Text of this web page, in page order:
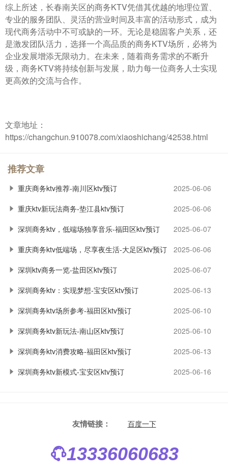
综上所述，长春南关区的商务KTV凭借其优越的地理位置、
专业的服务团队、灵活的营业时间及丰富的活动形式，成为
现代商务活动中不可或缺的一环。无论是稳固客户关系，还
是激发团队活力，选择一个高品质的商务KTV场所，必将为
企业发展增添无限动力。在未来，随着商务需求的不断升
级，商务KTV将持续创新与发展，助力每一位商务人士实现
更高效的交流与合作。
文章地址：
https://changchun.910078.com/xiaoshichang/42538.html
推荐文章
重庆商务ktv推荐-南川区ktv预订
2025-06-06
重庆ktv新玩法商务-垫江县ktv预订
2025-06-06
深圳商务ktv，低端场独享音乐-福田区ktv预订
2025-06-07
重庆商务ktv低端场，尽享夜生活-大足区ktv预订
2025-06-06
深圳ktv商务一览-盐田区ktv预订
2025-06-07
深圳商务ktv：实现梦想-宝安区ktv预订
2025-06-13
深圳商务ktv场所参考-福田区ktv预订
2025-06-10
深圳商务ktv新玩法-南山区ktv预订
2025-06-10
深圳商务ktv消费攻略-福田区ktv预订
2025-06-13
深圳商务ktv新模式-宝安区ktv预订
2025-06-16
友情链接： 百度一下
13336060683